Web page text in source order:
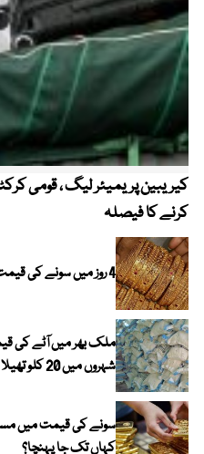
کرنے کا فیصلہ
4 روز میں سونے کی قیمت میں بڑا اضافہ
ملک بھر میں آٹے کی
شہروں میں 20 کلو تھیلا 100 روپے تک مہنگا
سونے کی قیمت میں
کہاں تک جا پہنچا؟